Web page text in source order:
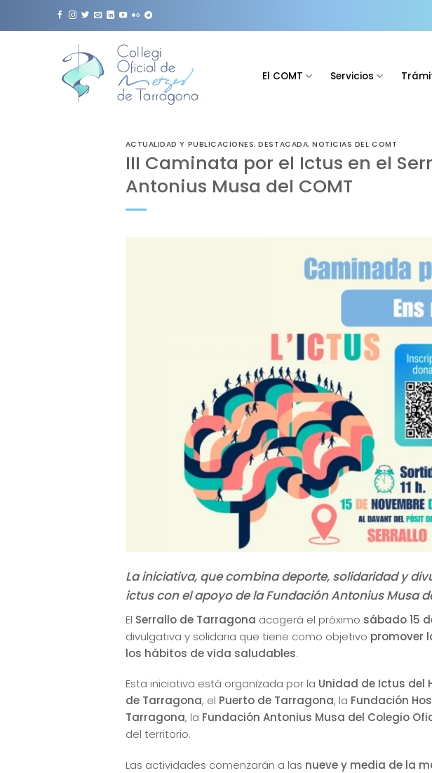
El COMT Servicios
ACTUALIDAD Y PUBLICACIONES,DESTACADA,NOTICIAS DEL COMT
III Caminata por el Ictus en el
Antonius Musa del COMT
La iniciativa, que combina deporte, solidaridad y
ictus con el apoyo de la Fundación Antonius Musa
El Serrallo de Tarragona acogerá el próximo sábado 15
divulgativa y solidaria que tiene como objetivo promover
los hábitos de vida saludables.
Esta iniciativa está organizada por la Unidad de Ictus del
de Tarragona, el Puerto de Tarragona, la Fundación
Tarragona, la Fundación Antonius Musa del Colegio
del territorio.
Las actividades comenzarán a las nueve y media de la